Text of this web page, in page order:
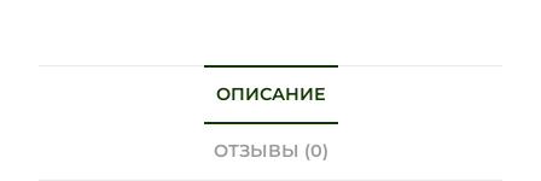
ОПИСАНИЕ
ОТЗЫВЫ (0)